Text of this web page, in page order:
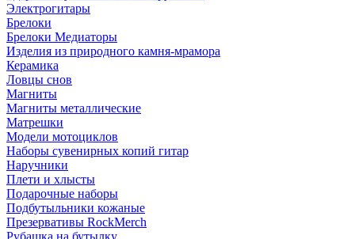
Электрогитары
Брелоки
Брелоки Медиаторы
Изделия из природного камня-мрамора
Керамика
Ловцы снов
Магниты
Магниты металлические
Матрешки
Модели мотоциклов
Наборы сувенирных копий гитар
Наручники
Плети и хлысты
Подарочные наборы
Подбутыльники кожаные
Презервативы RockMerch
Рубашка на бутылку